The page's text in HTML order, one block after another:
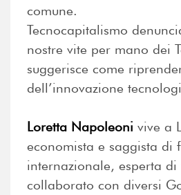
comune.
Tecnocapitalismo
nostre vite per mano dei
suggerisce come
dell’innovazione
Loretta Napoleoni vive a
economista e saggista di
internazionale, esperta
collaborato con diversi